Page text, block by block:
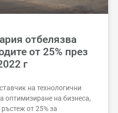
отбелязва
от 25% през
г
на технологични
оптимизиране на бизнеса,
от 25% за